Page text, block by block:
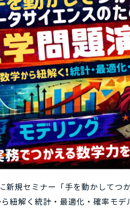
新規セミナー「手を動かしてつ
紐解く統計・最適化・確率モデ